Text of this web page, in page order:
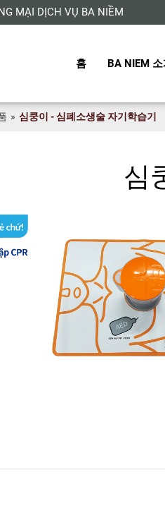
MẠI DỊCH VỤ BA NIỀM
홈 BA NIEM 소
» 심쿵이 - 심폐소생술 자기학습기
심